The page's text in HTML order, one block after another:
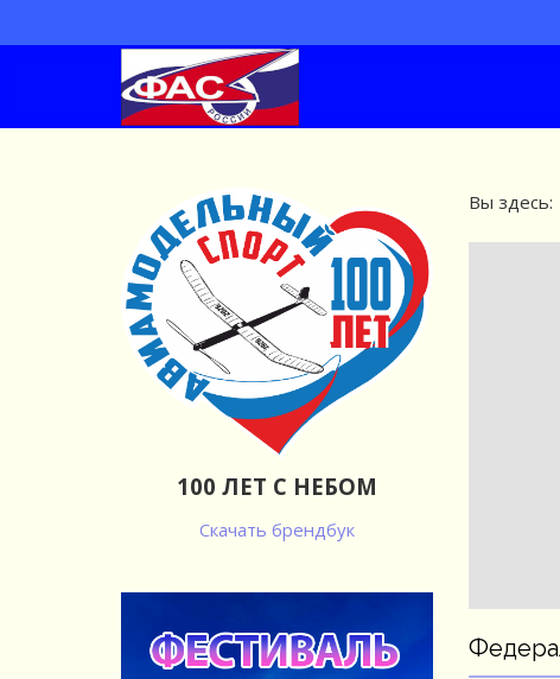
100 ЛЕТ С НЕБОМ
Скачать брендбук
Вы здесь: